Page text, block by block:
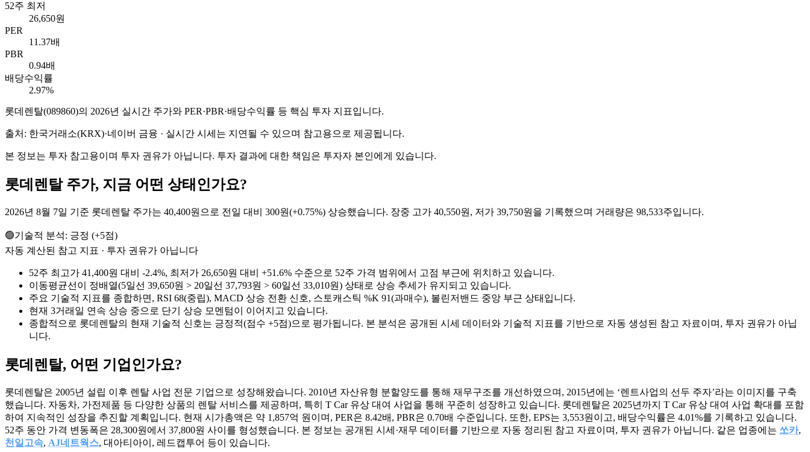
52주 최저
26,650원
PER
11.37배
PBR
0.94배
배당수익률
2.97%
롯데렌탈(089860)의 2026년 실시간 주가와 PER·PBR·배당수익률 등 핵심 투자 지표입니다.
출처: 한국거래소(KRX)·네이버 금융 · 실시간 시세는 지연될 수 있으며 참고용으로 제공됩니다.
본 정보는 투자 참고용이며 투자 권유가 아닙니다. 투자 결과에 대한 책임은 투자자 본인에게 있습니다.
롯데렌탈주가, 지금 어떤 상태인가요?
2026년 8월 7일 기준 롯데렌탈 주가는 40,400원으로 전일 대비 300원(+0.75%) 상승했습니다. 장중 고가 40,550원, 저가 39,750원을 기록했으며 거래량은 98,533주입니다.
🟢기술적 분석: 긍정 (+5점)
자동 계산된 참고 지표 · 투자 권유가 아닙니다
52주 최고가 41,400원 대비 -2.4%, 최저가 26,650원 대비 +51.6% 수준으로 52주 가격 범위에서 고점 부근에 위치하고 있습니다.
이동평균선이 정배열(5일선 39,650원 > 20일선 37,793원 > 60일선 33,010원) 상태로 상승 추세가 유지되고 있습니다.
주요 기술적 지표를 종합하면, RSI 68(중립), MACD 상승 전환 신호, 스토캐스틱 %K 91(과매수), 볼린저밴드 중앙 부근 상태입니다.
현재 3거래일 연속 상승 중으로 단기 상승 모멘텀이 이어지고 있습니다.
종합적으로 롯데렌탈의 현재 기술적 신호는 긍정적(점수 +5점)으로 평가됩니다. 본 분석은 공개된 시세 데이터와 기술적 지표를 기반으로 자동 생성된 참고 자료이며, 투자 권유가 아닙
니다.
롯데렌탈, 어떤 기업인가요?
롯데렌탈은 2005년 설립 이후 렌탈 사업 전문 기업으로 성장해왔습니다. 2010년 자산유형 분할양도를 통해 재무구조를 개선하였으며, 2015년에는 ‘렌트사업의 선두 주자’라는 이미지를 구축
했습니다. 자동차, 가전제품 등 다양한 상품의 렌탈 서비스를 제공하며, 특히 T Car 유상 대여 사업을 통해 꾸준히 성장하고 있습니다. 롯데렌탈은 2025년까지 T Car 유상 대여 사업 확대를 포함
하여 지속적인 성장을 추진할 계획입니다. 현재 시가총액은 약 1,857억 원이며, PER은 8.42배, PBR은 0.70배 수준입니다. 또한, EPS는 3,553원이고, 배당수익률은 4.01%를 기록하고 있습니다.
52주 동안 가격 변동폭은 28,300원에서 37,800원 사이를 형성했습니다. 본 정보는 공개된 시세·재무 데이터를 기반으로 자동 정리된 참고 자료이며, 투자 권유가 아닙니다. 같은 업종에는 쏘카,
천일고속, AJ네트웍스, 대아티아이, 레드캡투어 등이 있습니다.